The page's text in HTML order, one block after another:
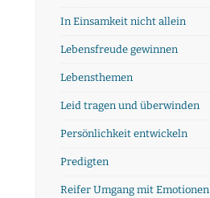
In Einsamkeit nicht allein
Lebensfreude gewinnen
Lebensthemen
Leid tragen und überwinden
Persönlichkeit entwickeln
Predigten
Reifer Umgang mit Emotionen